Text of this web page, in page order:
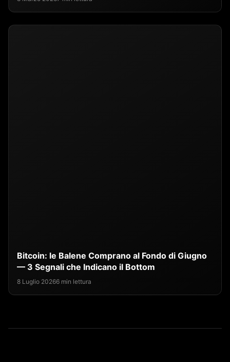
Bitcoin: le Balene Comprano al Fondo di Giugno
— 3 Segnali che Indicano il Bottom
8 Luglio 20266 min lettura